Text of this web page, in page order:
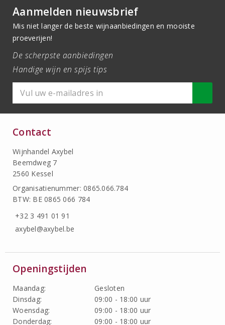
Aanmelden nieuwsbrief
Mis niet langer de beste wijnaanbiedingen en mooiste
proeverijen!
De scherpste aanbiedingen
Handige wijn en spijs tips
Contact
Wijnhandel Axybel
Beemdweg 7
2560 Kessel
Organisatienummer: 0865.066.784
BTW: BE 0865 066 784
+32 3 491 01 91
axybel@axybel.be
Openingstijden
Maandag:
Gesloten
Dinsdag:
09:00 - 18:00 uur
Woensdag:
09:00 - 18:00 uur
Donderdag:
09:00 - 18:00 uur